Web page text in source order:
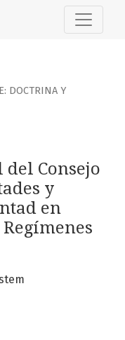
Estado Sobre
DOCTRINA Y
Consejo
y
en